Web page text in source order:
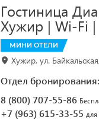
Гостиница
Хужир | Wi-Fi
МИНИ ОТЕЛИ
Хужир, ул.
Отдел бронирования:
8 (800) 707-55-86
+7 (963) 615-33-55